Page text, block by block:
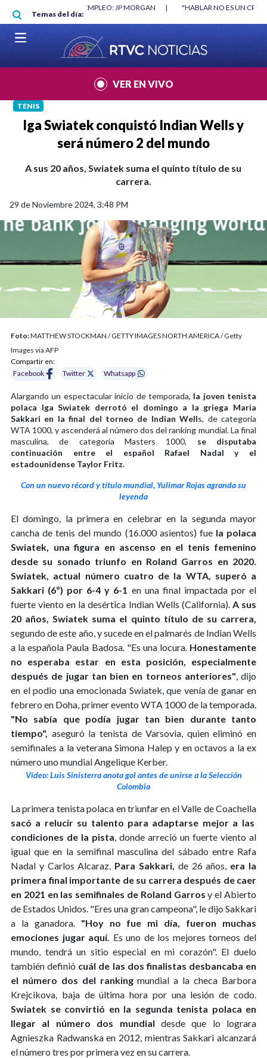
Pasar al contenido principal
Temas del día:
"HABLAR NO ES UN CRIMEN": CARTA DE BETO CORAL |
VER EN VIVO
TENIS
Iga Swiatek conquistó Indian Wells y
será número 2 del mundo
A sus 20 años, Swiatek suma el quinto título de su
carrera.
29 de Noviembre 2024, 3:48 PM
Foto:MATTHEW STOCKMAN / GETTY IMAGES NORTH AMERICA / Getty
Images via AFP
Compartir en:
Facebook
Twitter Whatsapp
Alargando un espectacular inicio de temporada, la joven tenista
polaca Iga Swiatek derrotó el domingo a la griega Maria
Sakkari en la final del torneo de Indian Wells, de categoría
WTA 1000, y ascenderá al número dos del ranking mundial. La final
masculina, de categoría Masters 1000, se disputaba
continuación entre el español Rafael Nadal y el
estadounidense Taylor Fritz.
Con un nuevo récord y título mundial, Yulimar Rojas agranda su
leyenda
El domingo, la primera en celebrar en la segunda mayor
cancha de tenis del mundo (16.000 asientos) fue la polaca
Swiatek, una figura en ascenso en el tenis femenino
desde su sonado triunfo en Roland Garros en 2020.
Swiatek, actual número cuatro de la WTA, superó a
Sakkari (6º) por 6-4 y 6-1 en una final impactada por el
fuerte viento en la desértica Indian Wells (California). A sus
20 años, Swiatek suma el quinto título de su carrera,
segundo de este año, y sucede en el palmarés de Indian Wells
a la española Paula Badosa. "Es una locura. Honestamente
no esperaba estar en esta posición, especialmente
después de jugar tan bien en torneos anteriores", dijo
en el podio una emocionada Swiatek, que venía de ganar en
febrero en Doha, primer evento WTA 1000 de la temporada.
"No sabía que podía jugar tan bien durante tanto
tiempo", aseguró la tenista de Varsovia, quien eliminó en
semifinales a la veterana Simona Halep y en octavos a la ex
número uno mundial Angelique Kerber.
Video: Luis Sinisterra anota gol antes de unirse a la Selección
Colombia
La primera tenista polaca en triunfar en el Valle de Coachella
sacó a relucir su talento para adaptarse mejor a las
condiciones de la pista, donde arreció un fuerte viento al
igual que en la semifinal masculina del sábado entre Rafa
Nadal y Carlos Alcaraz. Para Sakkari, de 26 años, era la
primera final importante de su carrera después de caer
en 2021 en las semifinales de Roland Garros y el Abierto
de Estados Unidos. "Eres una gran campeona", le dijo Sakkari
a la ganadora. "Hoy no fue mi día, fueron muchas
emociones jugar aquí. Es uno de los mejores torneos del
mundo, tendrá un sitio especial en mi corazón". El duelo
también definió cuál de las dos finalistas desbancaba en
el número dos del rankingmundial a la checa Barbora
Krejcikova, baja de última hora por una lesión de codo.
Swiatek se convirtió en la segunda tenista polaca en
llegar al número dos mundial desde que lo lograra
Agnieszka Radwanska en 2012, mientras Sakkari alcanzará
el número tres por primera vez en su carrera.